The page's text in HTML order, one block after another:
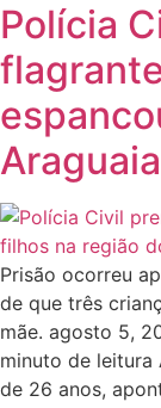
Polícia
Araguaia
Prisão ocorreu
de que três
mãe. agosto 5,
minuto de leitura
de 26 anos,